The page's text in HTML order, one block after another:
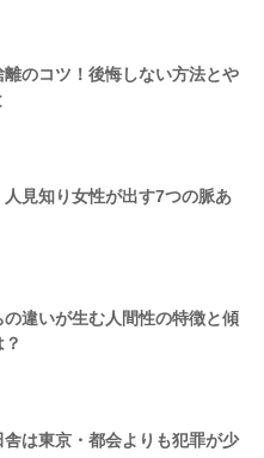
離のコツ！後悔しない方法とや
見知り女性が出す7つの脈あ
違いが生む人間性の特徴と傾
舎は東京・都会よりも犯罪が少